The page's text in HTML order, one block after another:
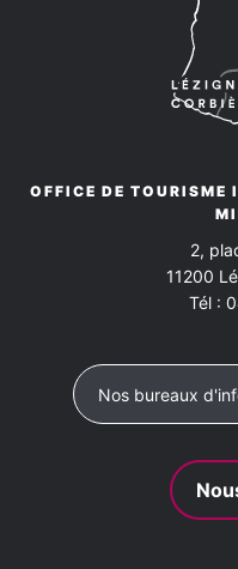
OFFICE DE TOURISME
2,
11200
Tél :
Nos bureaux